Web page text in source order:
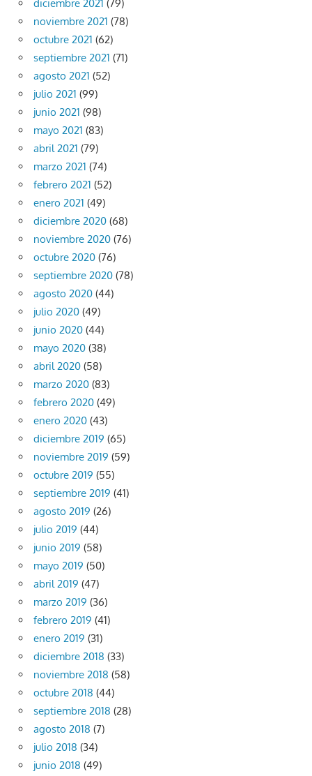
diciembre 2021 (79)
noviembre 2021 (78)
octubre 2021 (62)
septiembre 2021 (71)
agosto 2021 (52)
julio 2021 (99)
junio 2021 (98)
mayo 2021 (83)
abril 2021 (79)
marzo 2021 (74)
febrero 2021 (52)
enero 2021 (49)
diciembre 2020 (68)
noviembre 2020 (76)
octubre 2020 (76)
septiembre 2020 (78)
agosto 2020 (44)
julio 2020 (49)
junio 2020 (44)
mayo 2020 (38)
abril 2020 (58)
marzo 2020 (83)
febrero 2020 (49)
enero 2020 (43)
diciembre 2019 (65)
noviembre 2019 (59)
octubre 2019 (55)
septiembre 2019 (41)
agosto 2019 (26)
julio 2019 (44)
junio 2019 (58)
mayo 2019 (50)
abril 2019 (47)
marzo 2019 (36)
febrero 2019 (41)
enero 2019 (31)
diciembre 2018 (33)
noviembre 2018 (58)
octubre 2018 (44)
septiembre 2018 (28)
agosto 2018 (7)
julio 2018 (34)
junio 2018 (49)